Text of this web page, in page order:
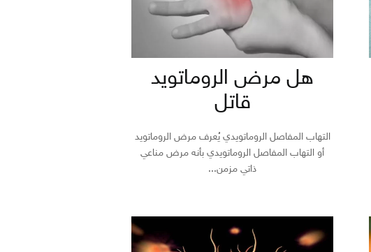
هل مرض الروماتويد
قاتل
التهاب المفاصل الروماتويدي يُعرف مرض الروماتويد
أو التهاب المفاصل الروماتويدي بأنه مرض مناعي
ذاتي مزمن...